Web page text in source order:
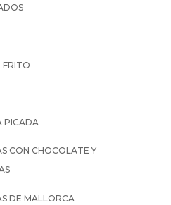
PICADA
CON CHOCOLATE Y
DE MALLORCA